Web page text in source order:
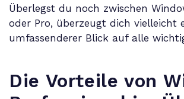
Überlegst du noch zwischen
oder Pro, überzeugt dich vielleicht
umfassenderer Blick auf alle
Die Vorteile von